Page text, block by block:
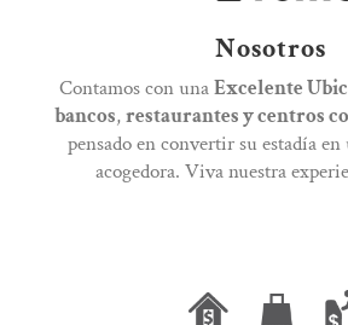
Nosotros
Contamos con unaExcelente
bancos,restaurantes y centros
pensado en convertir su estadía
acogedora. Viva nuestra